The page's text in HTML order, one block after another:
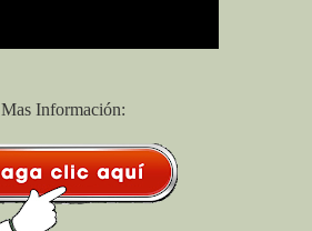
Mas Información: